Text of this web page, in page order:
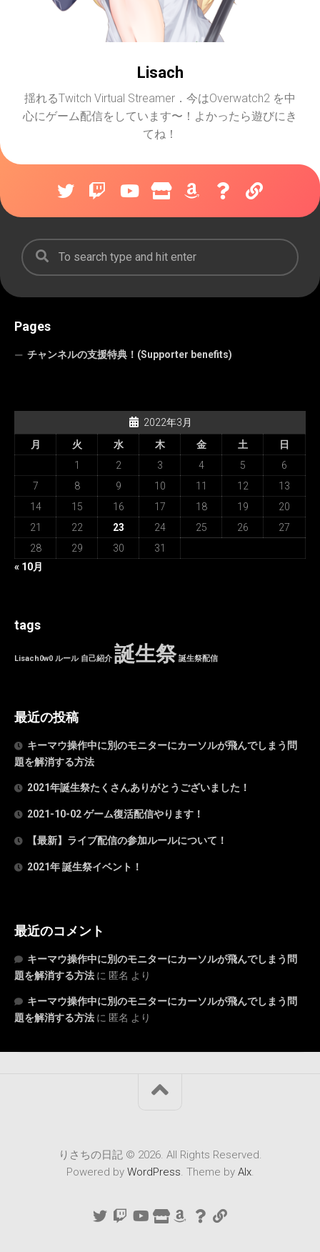
Lisach
揺れるTwitch Virtual Streamer．今はOverwatch2 を中
心にゲーム配信をしています〜！よかったら遊びにき
てね！
Pages
チャンネルの支援特典！(Supporter benefits)
2022年3月
月
火 水 木 金 土
日
1
2 3 4 5
6
7
8 9 10 11 12
13
14
15 16 17 18 19
20
21
22 23 24 25 26
27
28
29 30
31
« 10月
tags
Lisach0w0 ルール 自己紹介 誕生祭 誕生祭配信
最近の投稿
キーマウ操作中に別のモニターにカーソルが飛んでしまう問
題を解消する方法
2021年誕生祭たくさんありがとうございました！
2021-10-02 ゲーム復活配信やります！
【最新】ライブ配信の参加ルールについて！
2021年 誕生祭イベント！
最近のコメント
キーマウ操作中に別のモニターにカーソルが飛んでしまう問
題を解消する方法 に 匿名 より
キーマウ操作中に別のモニターにカーソルが飛んでしまう問
題を解消する方法 に 匿名 より
りさちの日記 © 2026. All Rights Reserved.
Powered by WordPress. Theme by Alx.